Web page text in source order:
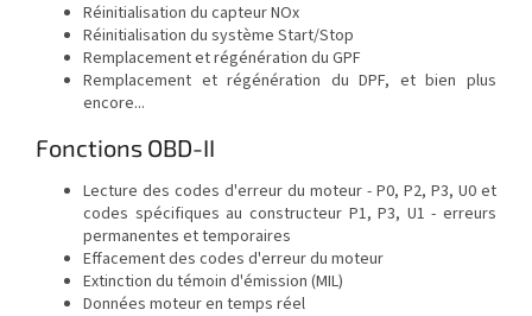
Réinitialisation du capteur NOx
Réinitialisation du système Start/Stop
Remplacement et régénération du GPF
Remplacement et régénération du DPF, et bien plus
encore...
Fonctions OBD-II
Lecture des codes d'erreur du moteur - P0, P2, P3, U0 et
codes spécifiques au constructeur P1, P3, U1 - erreurs
permanentes et temporaires
Effacement des codes d'erreur du moteur
Extinction du témoin d'émission (MIL)
Données moteur en temps réel